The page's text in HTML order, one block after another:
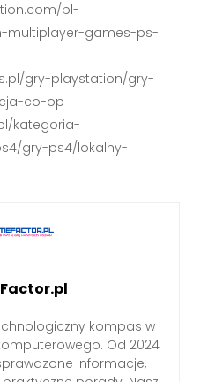
pl-
multiplayer-games-ps-
gry-playstation/gry-
co-op
kategoria-
gry-ps4/lokalny-
kompas w
Od 2024
informacje,